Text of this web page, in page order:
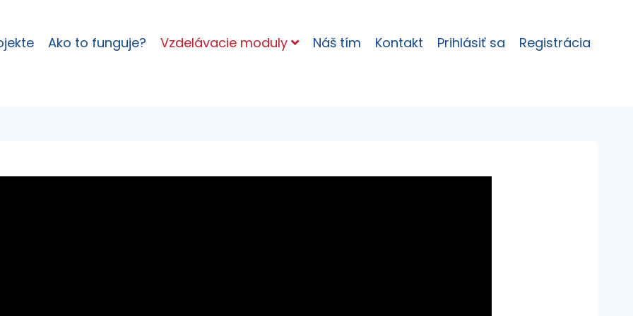
Ako to funguje? Vzdelávacie moduly Náš tím Kontakt Prihlásiť sa Registrácia